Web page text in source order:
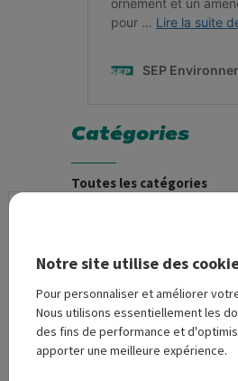
Catégories
Toutes les catégories
Archives
Notre site utilise des
Pour personnaliser et améliorer
Nous utilisons essentiellement les
des fins de performance et
apporter une meilleure expérience.